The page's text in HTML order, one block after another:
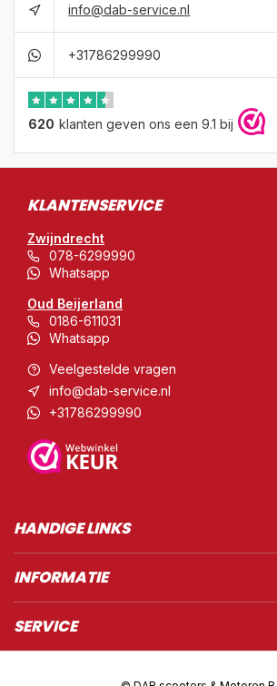
info@dab-service.nl
+31786299990
620 klanten geven ons een 9.1 bij
KLANTENSERVICE
Zwijndrecht
078-6299990
Whatsapp
Oud Beijerland
0186-611031
Whatsapp
Veelgestelde vragen
info@dab-service.nl
+31786299990
HANDIGE LINKS
INFORMATIE
SERVICE